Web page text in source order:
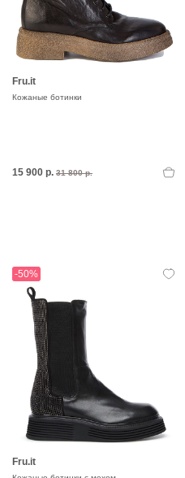
Fru.it
Кожаные ботинки
15 900 р. 31 800 р.
-50%
Fru.it